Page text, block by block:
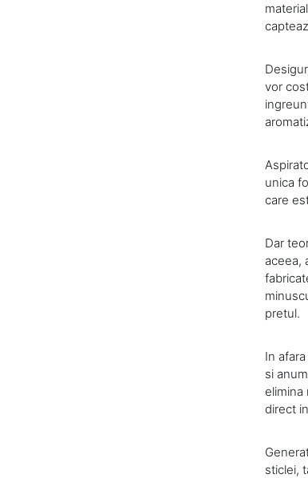
vor
unica
care
Dar
aceea,
pretul.
In
si
elimina
direct
sticlei,